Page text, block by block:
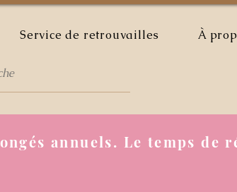
Service de retrouvailles À
annuels. Le temps de